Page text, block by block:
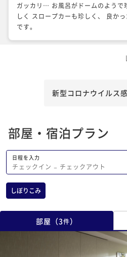
ガッカリ… お風呂がドームのようで
しく スロープカーも珍しく、 良かっ
です。
新型コロナウイルス
部屋・宿泊プラン
日程を入力
チェックイン − チェックアウト
しぼりこみ
部屋 （3件）